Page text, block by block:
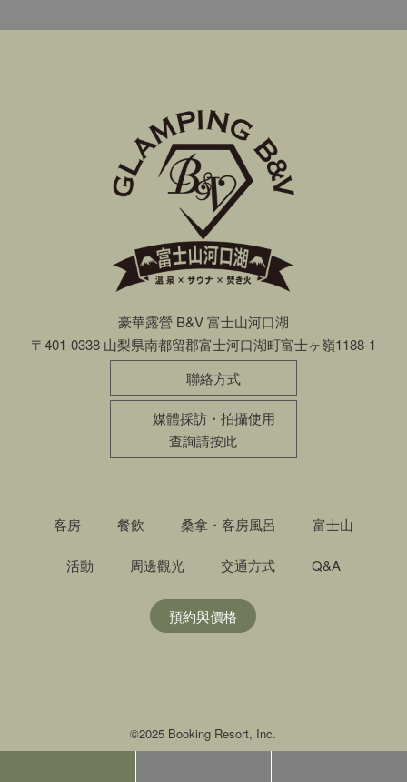
豪華露營 B&V 富士山河口湖
〒401-0338 ⼭梨県南都留郡富⼠河⼝湖町富⼠ヶ嶺1188-1
聯絡方式
媒體採訪・拍攝使用
查詢請按此
客房 餐飲 桑拿・客房風呂 富士山
活動 周邊觀光 交通方式 Q&A
預約與價格
©2025 Booking Resort, Inc.